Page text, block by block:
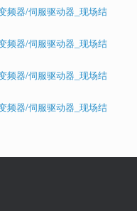
频器/伺服驱动器_现场结
频器/伺服驱动器_现场结
频器/伺服驱动器_现场结
频器/伺服驱动器_现场结